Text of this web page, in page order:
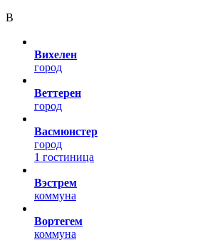
В
Вихелен
город
Веттерен
город
Васмюнстер
город
1 гостиница
Вэстрем
коммуна
Вортегем
коммуна